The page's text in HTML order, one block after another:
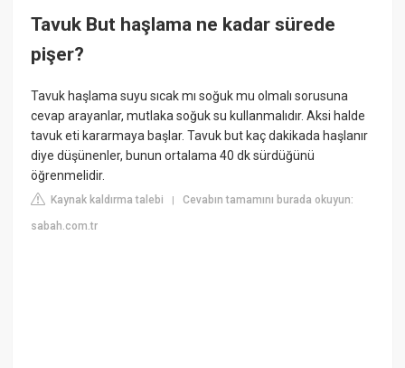
Tavuk But haşlama ne kadar sürede
pişer?
Tavuk haşlama suyu sıcak mı soğuk mu olmalı sorusuna
cevap arayanlar, mutlaka soğuk su kullanmalıdır. Aksi halde
tavuk eti kararmaya başlar. Tavuk but kaç dakikada haşlanır
diye düşünenler, bunun ortalama 40 dk sürdüğünü
öğrenmelidir.
Kaynak kaldırma talebi |Cevabın tamamını burada okuyun:
sabah.com.tr